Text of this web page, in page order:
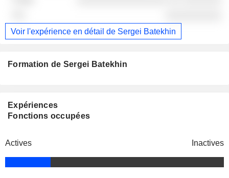
Voir l'expérience en détail de Sergei Batekhin
Formation de Sergei Batekhin
Expériences
Fonctions occupées
Actives Inactives